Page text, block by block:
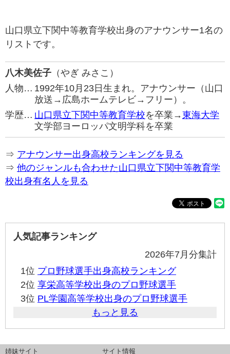
山口県立下関中等教育学校出身のアナウンサー1名の
リストです。
八木美佐子 （やぎ みさこ）
人物… 1992年10月23日生まれ。アナウンサー（山口
放送→広島ホームテレビ→フリー）。
学歴… 山口県立下関中等教育学校を卒業→東海大学
文学部ヨーロッパ文明学科を卒業
⇒ アナウンサー出身高校ランキングを見る
⇒ 他のジャンルも合わせた山口県立下関中等教育学
校出身有名人を見る
人気記事ランキング
2026年7月分集計
1位 プロ野球選手出身高校ランキング
2位 享栄高等学校出身のプロ野球選手
3位 PL学園高等学校出身のプロ野球選手
もっと見る
姉妹サイト サイト情報